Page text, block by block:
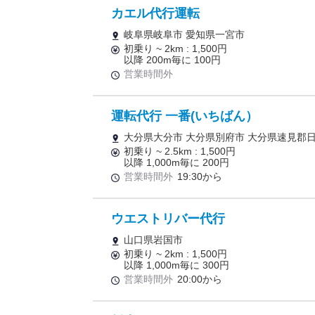
カエル代行運転
岐阜県岐阜市 愛知県一宮市
初乗り ~ 2km : 1,500円
以降 200m毎に 100円
営業時間外
運転代行 一番(いちばん）
大分県大分市 大分県別府市 大分県速見郡
初乗り ~ 2.5km : 1,500円
以降 1,000m毎に 200円
営業時間外 19:30から
ウエストリバー代行
山口県岩国市
初乗り ~ 2km : 1,500円
以降 1,000m毎に 300円
営業時間外 20:00から